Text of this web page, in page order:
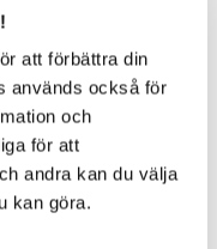
att förbättra din
används också för
och
för att
andra kan du välja
kan göra.
1147